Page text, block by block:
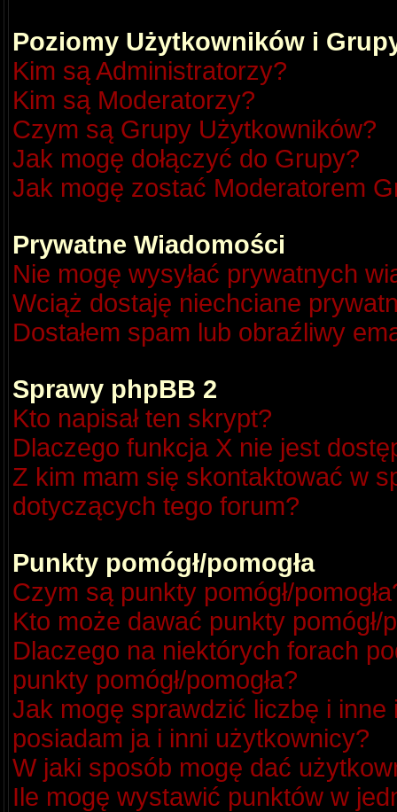
Poziomy Użytkowników i
Kim są Administratorzy?
Kim są Moderatorzy?
Czym są Grupy Użytkowników?
Jak mogę dołączyć do Grupy?
Jak mogę zostać Moderatorem
Prywatne Wiadomości
Nie mogę wysyłać prywatnych
Wciąż dostaję niechciane
Dostałem spam lub obraźliwy
Sprawy phpBB 2
Kto napisał ten skrypt?
Dlaczego funkcja X nie jest
Z kim mam się skontaktować w
dotyczących tego forum?
Punkty pomógł/pomogła
Czym są punkty pomógł/
Kto może dawać punkty pomógł/
Dlaczego na niektórych forach
punkty pomógł/pomogła?
Jak mogę sprawdzić liczbę i
posiadam ja i inni użytkownicy?
W jaki sposób mogę dać
Ile mogę wystawić punktów w